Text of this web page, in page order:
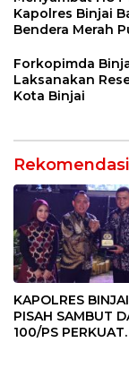
Kapolres Binjai
Bendera Merah
Forkopimda
Laksanakan
Kota Binjai
KAPOLRES
PISAH SAMBUT
100/PS PERKUAT